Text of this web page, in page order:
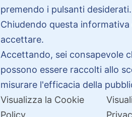
Contattaci
Garanzie
premendo i pulsanti desiderati.
Chiudendo questa
accettare.
Accettando, sei consapevole
possono essere raccolti allo
misurare l'efficacia della
Visualizza la Cookie
Policy